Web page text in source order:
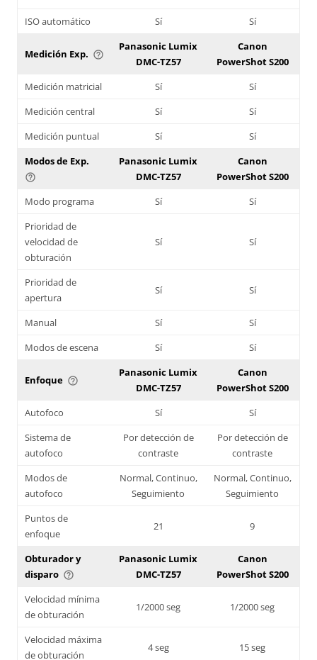
ISO automático
Sí Sí
Medición Exp. help_outline
Panasonic Lumix
DMC-TZ57
Canon
PowerShot S200
Medición matricial
Sí
Sí
Medición central
Sí
Sí
Medición puntual
Sí
Sí
Modos de Exp.
help_outline
Panasonic Lumix
DMC-TZ57
Canon
PowerShot S200
Modo programa
Sí
Sí
Prioridad de
velocidad de
obturación
Sí Sí
Prioridad de
apertura
Sí Sí
Manual Sí
Sí
Modos de escena
Sí Sí
Enfoque help_outline
Panasonic Lumix
DMC-TZ57
Canon
PowerShot S200
Autofoco
Sí
Sí
Sistema de
autofoco
Por detección de
contraste
Por detección de
contraste
Modos de
autofoco
Normal, Continuo,
Seguimiento
Normal, Continuo,
Seguimiento
Puntos de
enfoque
21 9
Obturador y
disparo help_outline
Panasonic Lumix
DMC-TZ57
Canon
PowerShot S200
Velocidad mínima
de obturación
1/2000 seg 1/2000 seg
Velocidad máxima
de obturación
4 seg 15 seg